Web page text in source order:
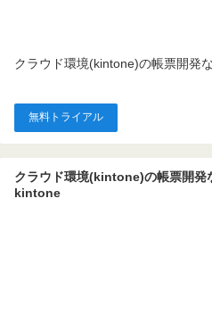
クラウド環境(kintone)の帳票開発
無料トライアル
クラウド環境(kintone)の帳票開
kintone